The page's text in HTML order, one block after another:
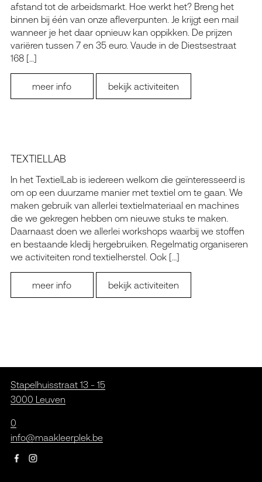
afstand tot de arbeidsmarkt. Hoe werkt het? Breng het
binnen bij één van onze afleverpunten. Je krijgt een mail
wanneer je het daar opnieuw kan oppikken. De prijzen
variëren tussen 7 en 35 euro. Vaude in de Diestsestraat
168 […]
meer info bekijk activiteiten
TEXTIELLAB
In het TextielLab is iedereen welkom die geïnteresseerd is
om op een duurzame manier met textiel om te gaan. We
maken gebruik van allerlei textielmateriaal en machines
die we gekregen hebben om nieuwe stuks te maken.
Daarnaast doen we allerlei workshops waarbij we stoffen
en bestaande kledij hergebruiken. Regelmatig organiseren
we activiteiten rond textielherstel. Ook […]
meer info bekijk activiteiten
Stapelhuisstraat 13 - 15
3000 Leuven
0
info@maakleerplek.be